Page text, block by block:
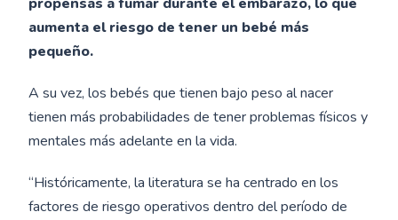
aumenta el riesgo de tener un bebé más
pequeño.
A su vez, los bebés que tienen bajo peso al nacer
tienen más probabilidades de tener problemas físicos y
mentales más adelante en la vida.
“Históricamente, la literatura se ha centrado en los
factores de riesgo operativos dentro del período de